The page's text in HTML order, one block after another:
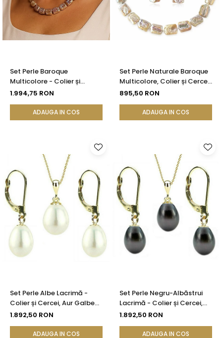
Set Perle Baroque
Multicolore - Colier și
Cercei, Aur Galben 14K |
1.994,75 RON
ADAUGA IN COS
Set Perle Naturale Baroque
Multicolore, Colier și Cercei ,
Argint 925 | KASKADDA®
895,50 RON
ADAUGA IN COS
Set Perle Albe Lacrimă -
Colier și Cercei, Aur Galben
14K, Perle Naturale 5/8 mm |
1.892,50 RON
ADAUGA IN COS
Set Perle Negru-Albăstrui
Lacrimă - Colier și Cercei,
Aur Galben 14K, Perle
KASKADDA®
1.892,50 RON
ADAUGA IN COS